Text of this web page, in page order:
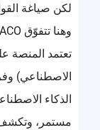
لكن صياغة
وهنا تتفوّق JACO.
تعتمد المنصة
الاصطناعي)
الذكاء
مستمر، وتكشف